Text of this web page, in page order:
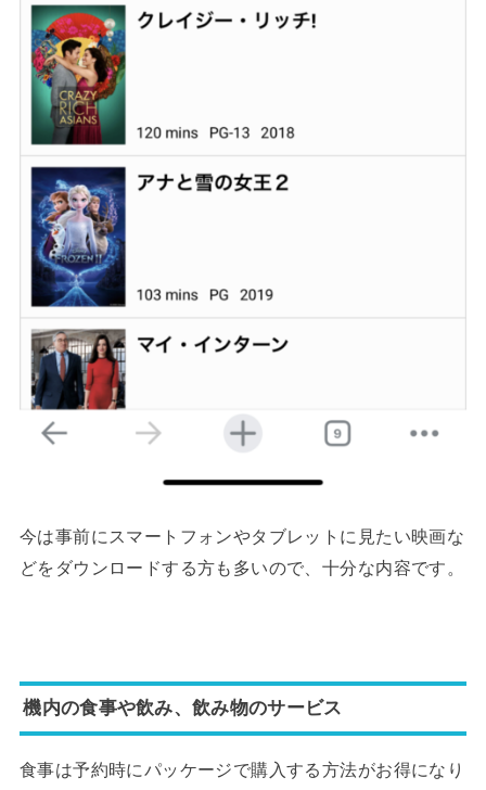
今は事前にスマートフォンやタブレットに見たい映画な
どをダウンロードする方も多いので、十分な内容です。
機内の食事や飲み、飲み物のサービス
食事は予約時にパッケージで購入する方法がお得になり